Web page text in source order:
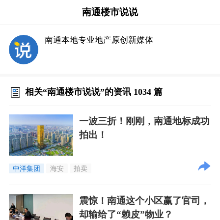
南通楼市说说
南通本地专业地产原创新媒体
相关“南通楼市说说”的资讯 1034 篇
一波三折！刚刚，南通地标成功
拍出！
中洋集团 海安 拍卖
震惊！南通这个小区赢了官司，
却输给了“赖皮”物业？